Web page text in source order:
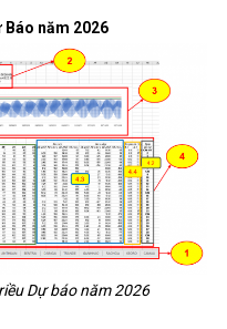
năm 2026
Dự báo năm 2026